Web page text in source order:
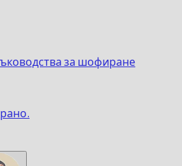
за шофиране